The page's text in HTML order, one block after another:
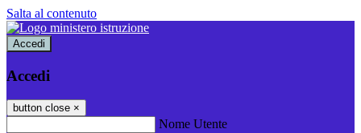
Salta al contenuto
Accedi
Accedi
button close ×
Nome Utente